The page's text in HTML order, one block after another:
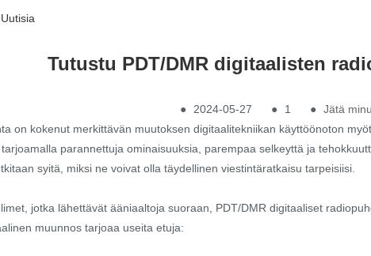
Tutustu PDT/DMR digitaalisten
● 2024-05-27 ● 1 ● Jätä
on kokenut merkittävän muutoksen digitaalitekniikan käyttöönoton
parannettuja ominaisuuksia, parempaa selkeyttä ja
syitä, miksi ne voivat olla täydellinen viestintäratkaisu tarpeisiisi.
jotka lähettävät ääniaaltoja suoraan, PDT/DMR digitaaliset
muunnos tarjoaa useita etuja: